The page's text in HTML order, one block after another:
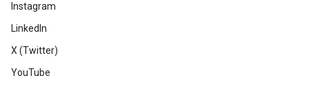
Instagram
LinkedIn
X (Twitter)
YouTube